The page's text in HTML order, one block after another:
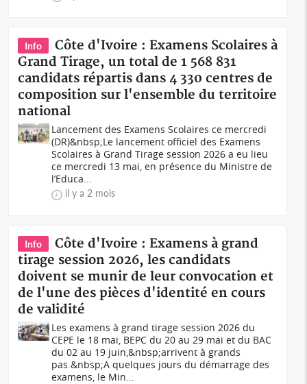
Info
Côte d'Ivoire : Examens Scolaires à
Grand Tirage, un total de 1 568 831
candidats répartis dans 4 330 centres de
composition sur l'ensemble du territoire
national
Lancement des Examens Scolaires ce mercredi
(DR)&nbsp;Le lancement officiel des Examens
Scolaires à Grand Tirage session 2026 a eu lieu
ce mercredi 13 mai, en présence du Ministre de
l’Educa...
il y a 2 mois
Info
Côte d'Ivoire : Examens à grand
tirage session 2026, les candidats
doivent se munir de leur convocation et
de l'une des pièces d'identité en cours
de validité
Les examens à grand tirage session 2026 du
CEPE le 18 mai, BEPC du 20 au 29 mai et du BAC
du 02 au 19 juin,&nbsp;arrivent à grands
pas.&nbsp;A quelques jours du démarrage des
examens, le Min...